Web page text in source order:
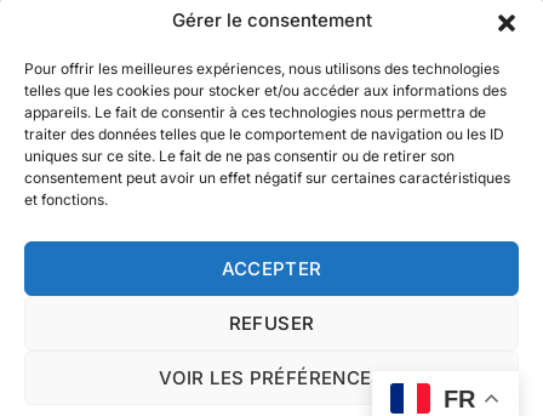
Gérer le consentement
Pour offrir les meilleures expériences, nous utilisons des technologies
telles que les cookies pour stocker et/ou accéder aux informations des
appareils. Le fait de consentir à ces technologies nous permettra de
traiter des données telles que le comportement de navigation ou les ID
uniques sur ce site. Le fait de ne pas consentir ou de retirer son
consentement peut avoir un effet négatif sur certaines caractéristiques
et fonctions.
ACCEPTER
REFUSER
VOIR LES PRÉFÉRENCES
le blog Cutz
Le blog par ©Vidmizer
Intelligence Artificielle
Vidéo éco-responsable
Nous contacter
Marketing vidéo
Conditions Générales d’Utilisation
Politique de cookies (UE)
FR